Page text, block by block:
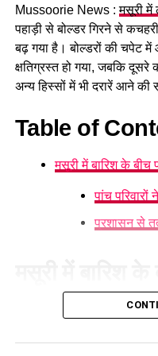
GST संशोधित
नैनीताल हाईकोर्ट के
देने का फैसला।
राज्य क्रीड़ा
जल जीवन मिशन में केंद्र
कुष्ठ रोग से पीड़ित
मेरठ से हरिद्वार तक
समझौता होगा।
संशोधन
औद्योगिक नियमावली
Mussoorie News :मसूरी में
पहाड़ी से बोल्डर गिरने से
बढ़ गया है। बोल्डरों की चपेट
क्षतिग्रस्त हो गया, जबकि दूसरे
अन्य हिस्सों में भी दरारें आने की
Table of
मसूरी में बारिश के बीच
पांच परिवारों
प्रशासन से